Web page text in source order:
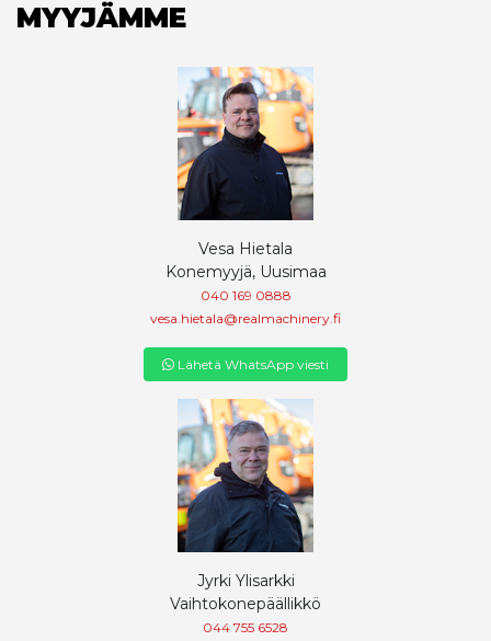
MYYJÄMME
Vesa Hietala
Konemyyjä, Uusimaa
040 169 0888
vesa.hietala@realmachinery.fi
Lähetä WhatsApp viesti
Jyrki Ylisarkki
Vaihtokonepäällikkö
044 755 6528